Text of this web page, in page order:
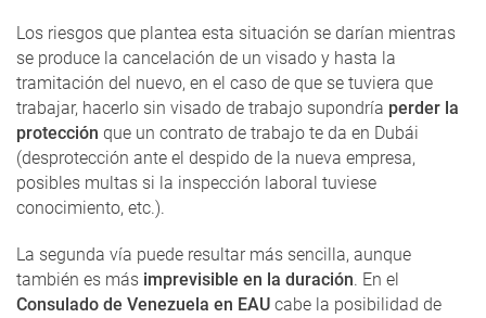
Los riesgos que plantea esta situación se darían mientras
se produce la cancelación de un visado y hasta la
tramitación del nuevo, en el caso de que se tuviera que
trabajar, hacerlo sin visado de trabajo supondría perder la
protección que un contrato de trabajo te da en Dubái
(desprotección ante el despido de la nueva empresa,
posibles multas si la inspección laboral tuviese
conocimiento, etc.).
La segunda vía puede resultar más sencilla, aunque
también es más imprevisible en la duración. En el
Consulado de Venezuela en EAU cabe la posibilidad de